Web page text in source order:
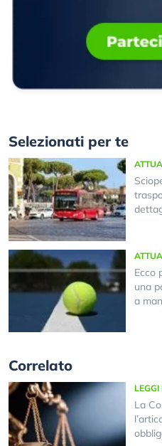
Selezionati per te
Ecco
una
a
Correlato
LEGGI
La